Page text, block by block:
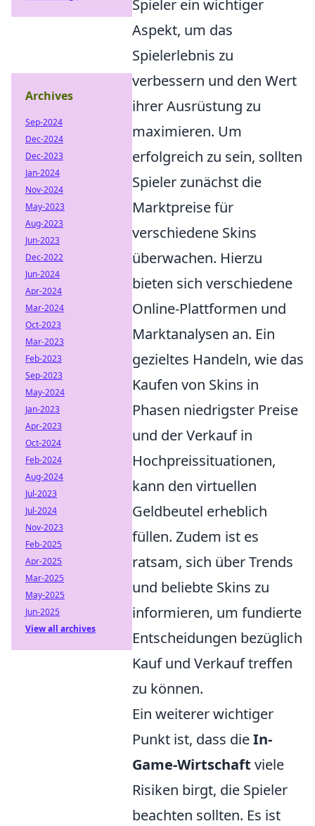
Spieler ein wichtiger
Aspekt, um das
Spielerlebnis zu
verbessern und den Wert
ihrer Ausrüstung zu
maximieren. Um
erfolgreich zu sein, sollten
Spieler zunächst die
Marktpreise für
verschiedene Skins
überwachen. Hierzu
bieten sich verschiedene
Online-Plattformen und
Marktanalysen an. Ein
gezieltes Handeln, wie das
Kaufen von Skins in
Phasen niedrigster Preise
und der Verkauf in
Hochpreissituationen,
kann den virtuellen
Geldbeutel erheblich
füllen. Zudem ist es
ratsam, sich über Trends
und beliebte Skins zu
informieren, um fundierte
Entscheidungen bezüglich
Kauf und Verkauf treffen
zu können.
Ein weiterer wichtiger
Punkt ist, dass dieIn-
Game-Wirtschaft viele
Risiken birgt, die Spieler
beachten sollten. Es ist
Archives
Sep-2024
Dec-2024
Dec-2023
Jan-2024
Nov-2024
May-2023
Aug-2023
Jun-2023
Dec-2022
Jun-2024
Apr-2024
Mar-2024
Oct-2023
Mar-2023
Feb-2023
Sep-2023
May-2024
Jan-2023
Apr-2023
Oct-2024
Feb-2024
Aug-2024
Jul-2023
Jul-2024
Nov-2023
Feb-2025
Apr-2025
Mar-2025
May-2025
Jun-2025
View all archives